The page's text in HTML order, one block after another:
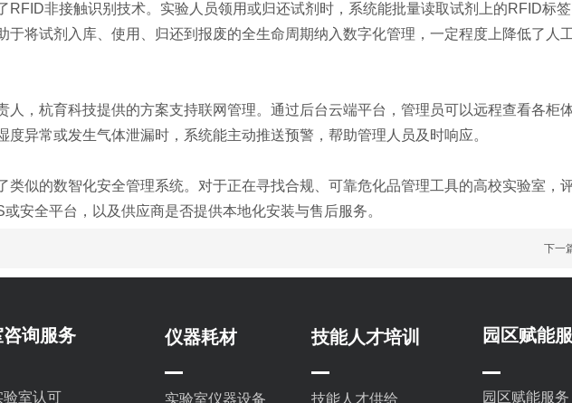
非接触识别技术。实验人员领用或归还试剂时，系统能批量读取试剂上的RFID标
将试剂入库、使用、归还到报废的全生命周期纳入数字化管理，一定程度上降低了人
，杭育科技提供的方案支持联网管理。通过后台云端平台，管理员可以远程查看各柜
异常或发生气体泄漏时，系统能主动推送预警，帮助管理人员及时响应。
类似的数智化安全管理系统。对于正在寻找合规、可靠危化品管理工具的高校实验室，
安全平台，以及供应商是否提供本地化安装与售后服务。
下一
技能人才培训
技能人才供给
仪器耗材
实验室仪器设备
询服务
验室认可
园区赋能
园区赋能服务